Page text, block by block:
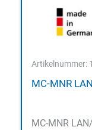
Artikelnummer:
MC-MNR
MC-MNR